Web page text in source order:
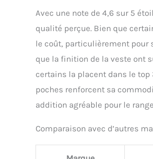
Avec une note de 4,6 sur 5
qualité perçue. Bien que
le coût, particulièrement pour
que la finition de la veste ont
certains la placent dans le
poches renforcent sa
addition agréable pour le
Comparaison avec d’autres